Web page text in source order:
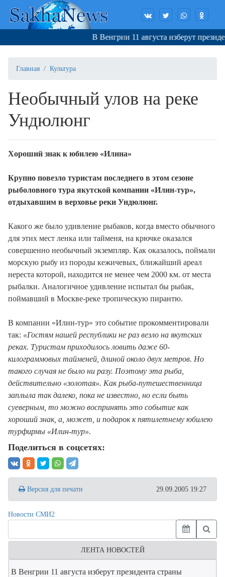
В Венгрии 11 августа изберут
Главная Культура
Необычный улов на реке
Ундюлюнг
Хороший знак к юбилею «Илина»
Крупно повезло туристам последнего в этом сезоне
рыболовного тура якутской компании «Илин-тур»,
отдыхавшим в верховье реки Ундюлюнг.
Какого же было удивление рыбаков, когда вместо обычного
для этих мест ленка или тайменя, на крючке оказался
совершенно необычный экземпляр. Как оказалось, поймали
морскую рыбу из породы кежичевых, ближайший ареал
нереста которой, находится не менее чем 2000 км. от места
рыбалки. Аналогичное удивление испытал бы рыбак,
поймавший в Москве-реке тропическую пирантю.
В компании «Илин-тур» это событие прокомментировали
так: «Гостям нашей республики не раз везло на якутских
реках. Туристам приходилось ловить даже 60-
килограммовых тайменей, длиной около двух метров. Но
такого случая не было ни разу. Поэтому эта рыба,
действительно «золотая». Как рыба-путешественница
заплыла так далеко, пока не известно, но если быть
суеверным, то можно воспринять это событие как
хороший знак, а, может, и подарок к пятилетнему юбилею
турфирмы «Илин-тур».
Поделиться в соцсетях:
Версия для печати 29.09.2005 19:27
Новости СМИ2
ЛЕНТА НОВОСТЕЙ
В Венгрии 11 августа изберут президента страны